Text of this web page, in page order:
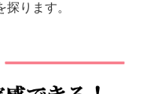
ります。